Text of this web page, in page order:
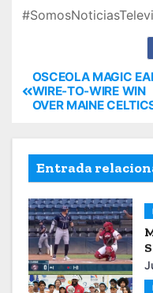
OSCEOLA MAGIC
WIRE-TO-WIRE WIN
OVER MAINE
Entrada